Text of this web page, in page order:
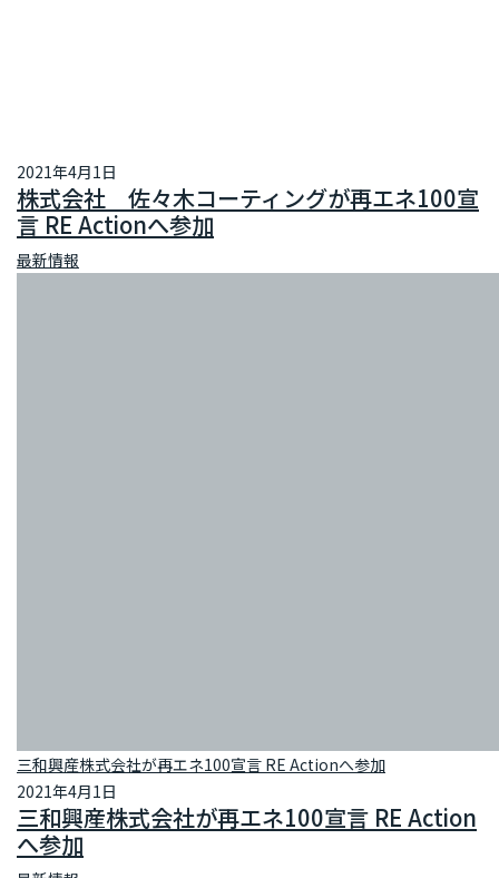
2021年4月1日
株式会社 佐々木コーティングが再エネ100宣
言 RE Actionへ参加
最新情報
三和興産株式会社が再エネ100宣言 RE Actionへ参加
2021年4月1日
三和興産株式会社が再エネ100宣言 RE Action
へ参加